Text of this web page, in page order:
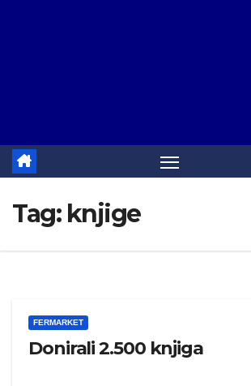
Tag: knjige
FERMARKET
Donirali 2.500 knjiga